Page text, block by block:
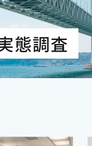
態調査